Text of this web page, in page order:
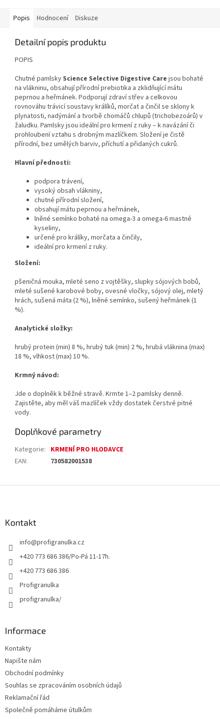
Popis Hodnocení Diskuze
Detailní popis produktu
POPIS
Chutné pamlskyScience Selective Digestive Care jsou bohaté
na vlákninu, obsahují přírodní prebiotika a zklidňující mátu
peprnou a heřmánek. Podporují zdraví střev a celkovou
rovnováhu trávicí soustavy králíků, morčat a činčil se sklony k
plynatosti, nadýmání a tvorbě chomáčů chlupů (trichobezoárů) v
žaludku. Pamlsky jsou ideální pro krmení z ruky – k navázání či
prohloubení vztahu s drobným mazlíčkem. Složení je čistě
přírodní, bez umělých barviv, příchutí a přidaných cukrů.
Hlavní přednosti:
podpora trávení,
vysoký obsah vlákniny,
chutné přírodní složení,
obsahují mátu peprnou a heřmánek,
lněné semínko bohaté na omega-3 a omega-6 mastné
kyseliny,
určené pro králíky, morčata a činčily,
ideální pro krmení z ruky.
Složení:
pšeničná mouka, mleté seno z vojtěšky, slupky sójových bobů,
mleté sušené karobové boby, ovesné vločky, sójový olej, mletý
hrách, sušená máta (2 %), lněné semínko, sušený heřmánek (1
%).
Analytické složky:
hrubý protein (min) 8 %, hrubý tuk (min) 2 %, hrubá vláknina (max)
18 %, vlhkost (max) 10 %.
Krmný návod:
Jde o doplněk k běžné stravě. Krmte 1–2 pamlsky denně.
Zajistěte, aby měl váš mazlíček vždy dostatek čerstvé pitné
vody.
Doplňkové parametry
Kategorie: KRMENÍ PRO HLODAVCE
EAN: 730582001538
Kontakt
info@profigranulka.cz
+420 773 686 386/Po-Pá 11-17h.
+420 773 686 386
Profigranulka
profigranulka/
Informace
Kontakty
Napište nám
Obchodní podmínky
Souhlas se zpracováním osobních údajů
Reklamační řád
Společně pomáháme útulkům